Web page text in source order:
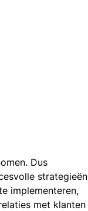
Dus
strategieën
implementeren,
met klanten